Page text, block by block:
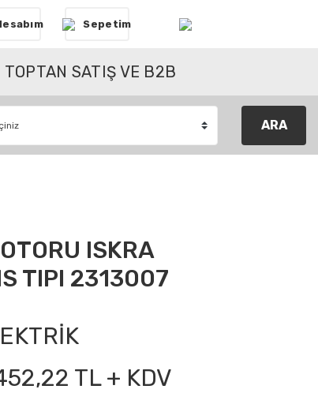
Sepetim
TOPTAN SATIŞ VE B2B
ARA
ISKRA
TIPI 2313007
TL + KDV